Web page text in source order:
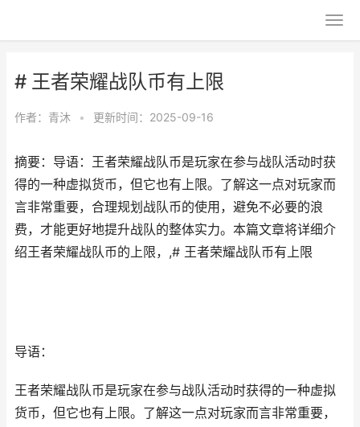
# 王者荣耀战队币有上限
作者： 青沐 • 更新时间：2025-09-16
摘要：导语：王者荣耀战队币是玩家在参与战队活动时获
得的一种虚拟货币，但它也有上限。了解这一点对玩家而
言非常重要，合理规划战队币的使用，避免不必要的浪
费，才能更好地提升战队的整体实力。本篇文章将详细介
绍王者荣耀战队币的上限，,# 王者荣耀战队币有上限
导语：
王者荣耀战队币是玩家在参与战队活动时获得的一种虚拟
货币，但它也有上限。了解这一点对玩家而言非常重要，